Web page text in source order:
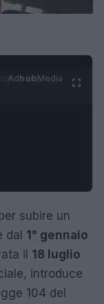
AdhubMedia
subire un
dal 1° gennaio
il 18 luglio
introduce
104 del